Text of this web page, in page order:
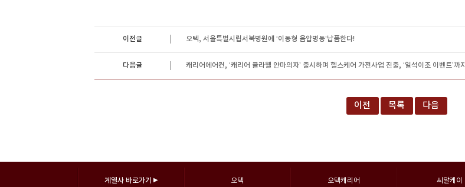
이전글 오텍, 서울특별시립서북병원에 ‘이동형 음압병동’납품한다!
다음글 캐리어에어컨, ‘캐리어 클라웰 안마의자’ 출시하며 헬스케어 가전사업 진출, ‘일석이조 이벤트’까지
이전 목록 다음
계열사 바로가기 ▶ 오텍 오텍캐리어 씨알케이